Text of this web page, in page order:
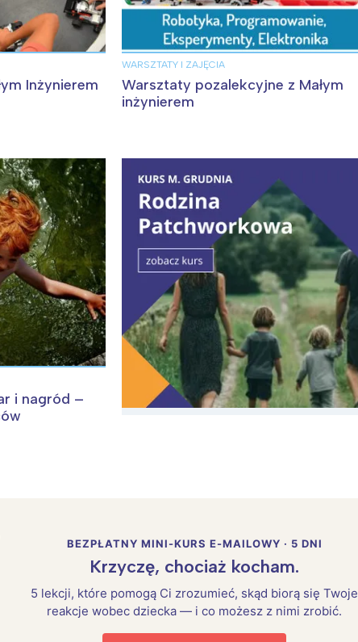
Inżynierem
WARSZTATY I ZAJĘCIA
Warsztaty pozalekcyjne z Małym
inżynierem
i nagród –
BEZPŁATNY MINI-KURS E-MAILOWY · 5 DNI
Krzyczę, chociaż kocham.
5 lekcji, które pomogą Ci zrozumieć, skąd biorą się Twoje
reakcje wobec dziecka — i co możesz z nimi zrobić.